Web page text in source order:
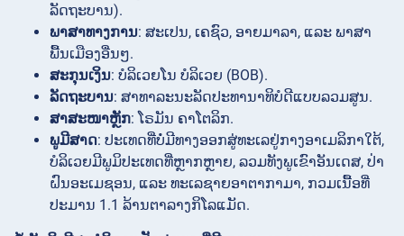
ລັດຖະບານ).
ພາສາທາງການ: ສະເປນ, ເຄຊົວ, ອາຍມາລາ, ແລະ ພາສາ
ພື້ນເມືອງອື່ນໆ.
ສະກຸນເງິນ: ບໍລິເວຍໂນ ບໍລິເວຍ (BOB).
ລັດຖະບານ: ສາທາລະນະລັດປະທານາທິບໍດີແບບລວມສູນ.
ສາສະໜາຫຼັກ: ໂຣມັນ ຄາໂຕລິກ.
ພູມີສາດ: ປະເທດທີ່ບໍ່ມີທາງອອກສູ່ທະເລຢູ່ກາງອາເມລິກາໃຕ້,
ບໍລິເວຍມີພູມິປະເທດທີ່ຫຼາກຫຼາຍ, ລວມທັງພູເຂົາອັນເດສ, ປ່າ
ຝົນອະເມຊອນ, ແລະ ທະເລຊາຍອາຕາກາມາ, ກວມເນື້ອທີ່
ປະມານ 1.1 ລ້ານຕາລາງກິໂລແມັດ.